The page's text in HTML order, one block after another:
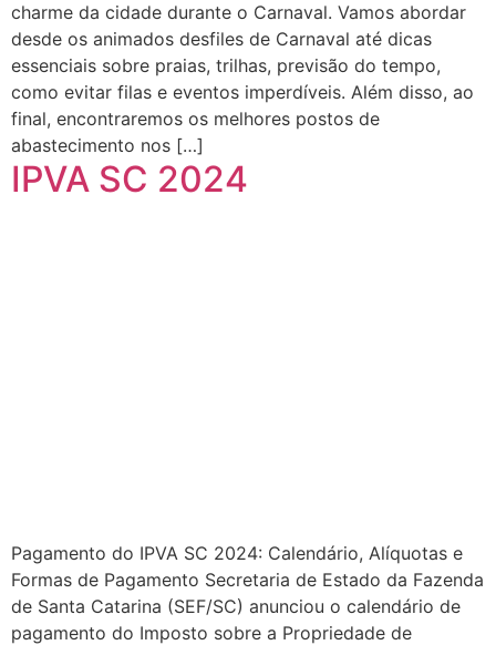
charme da cidade durante o Carnaval. Vamos abordar
desde os animados desfiles de Carnaval até dicas
essenciais sobre praias, trilhas, previsão do tempo,
como evitar filas e eventos imperdíveis. Além disso, ao
final, encontraremos os melhores postos de
abastecimento nos […]
IPVA SC 2024
Pagamento do IPVA SC 2024: Calendário, Alíquotas e
Formas de Pagamento Secretaria de Estado da Fazenda
de Santa Catarina (SEF/SC) anunciou o calendário de
pagamento do Imposto sobre a Propriedade de